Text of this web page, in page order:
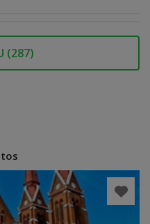
(287)